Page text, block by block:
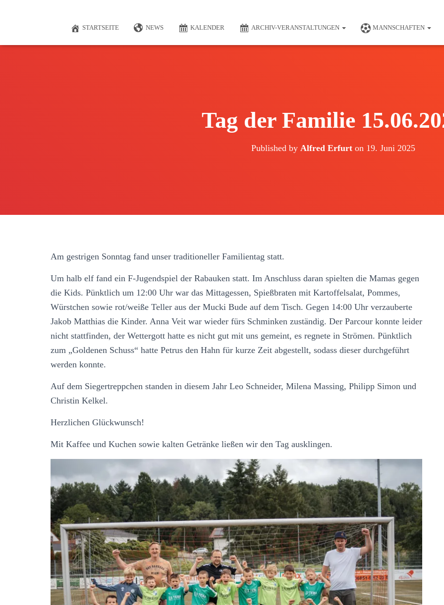
STARTSEITE NEWS KALENDER ARCHIV-VERANSTALTUNGEN MANNSCHAFTEN
Tag der Familie
Published by Alfred Erfurton 19. Juni 2025
Am gestrigen Sonntag fand unser traditioneller Familientag statt.
Um halb elf fand ein F-Jugendspiel der Rabauken statt. Im Anschluss daran spielten die Mamas gegen
die Kids. Pünktlich um 12:00 Uhr war das Mittagessen, Spießbraten mit Kartoffelsalat, Pommes,
Würstchen sowie rot/weiße Teller aus der Mucki Bude auf dem Tisch. Gegen 14:00 Uhr verzauberte
Jakob Matthias die Kinder. Anna Veit war wieder fürs Schminken zuständig. Der Parcour konnte leider
nicht stattfinden, der Wettergott hatte es nicht gut mit uns gemeint, es regnete in Strömen. Pünktlich
zum „Goldenen Schuss“ hatte Petrus den Hahn für kurze Zeit abgestellt, sodass dieser durchgeführt
werden konnte.
Auf dem Siegertreppchen standen in diesem Jahr Leo Schneider, Milena Massing, Philipp Simon und
Christin Kelkel.
Herzlichen Glückwunsch!
Mit Kaffee und Kuchen sowie kalten Getränke ließen wir den Tag ausklingen.